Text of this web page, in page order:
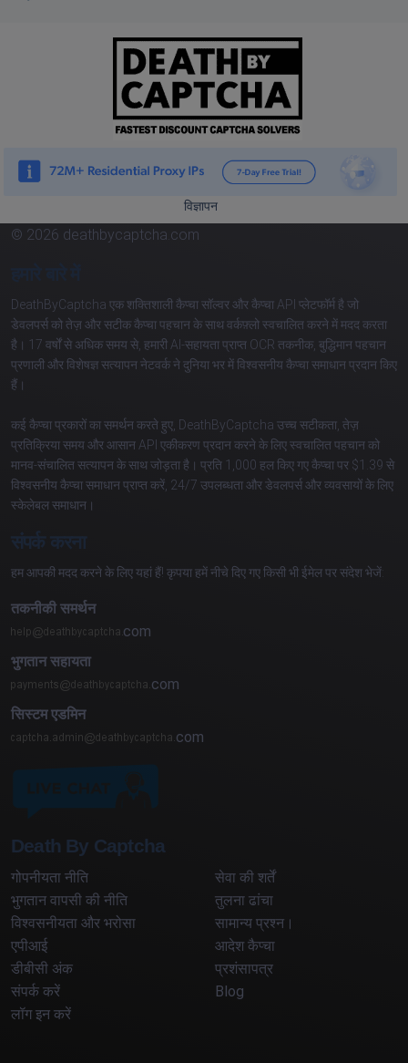
विज्ञापन
© 2026 deathbycaptcha.com
DeathByCaptcha एक शक्तिशाली कैप्चा सॉल्वर और कैप्चा API प्लेटफॉर्म है जो
डेवलपर्स को तेज़ और सटीक कैप्चा पहचान के साथ वर्कफ़्लो स्वचालित करने में मदद करता
है। 17 वर्षों से अधिक समय से, हमारी AI-सहायता प्राप्त OCR तकनीक, बुद्धिमान पहचान
प्रणाली और विशेषज्ञ सत्यापन नेटवर्क ने दुनिया भर में विश्वसनीय कैप्चा समाधान प्रदान किए
हैं।
कई कैप्चा प्रकारों का समर्थन करते हुए, DeathByCaptcha उच्च सटीकता, तेज़
प्रतिक्रिया समय और आसान API एकीकरण प्रदान करने के लिए स्वचालित पहचान को
मानव-संचालित सत्यापन के साथ जोड़ता है। प्रति 1,000 हल किए गए कैप्चा पर $1.39 से
विश्वसनीय कैप्चा समाधान प्राप्त करें, 24/7 उपलब्धता और डेवलपर्स और व्यवसायों के लिए
स्केलेबल समाधान।
संपर्क करना
हम आपकी मदद करने के लिए यहां हैं! कृपया हमें नीचे दिए गए किसी भी ईमेल पर संदेश भेजें:
तकनीकी समर्थन
com
भुगतान सहायता
com
सिस्टम एडमिन
com
Death By Captcha
गोपनीयता नीति
सेवा की शर्तें
भुगतान वापसी की नीति
तुलना ढांचा
विश्वसनीयता और भरोसा
सामान्य प्रश्न।
एपीआई
आदेश कैप्चा
डीबीसी अंक
प्रशंसापत्र
संपर्क करें
Blog
लॉग इन करें